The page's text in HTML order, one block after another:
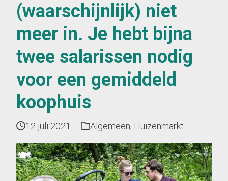
(waarschijnlijk) niet
meer in. Je hebt bijna
twee salarissen nodig
voor een gemiddeld
koophuis
12 juli 2021 Algemeen, Huizenmarkt